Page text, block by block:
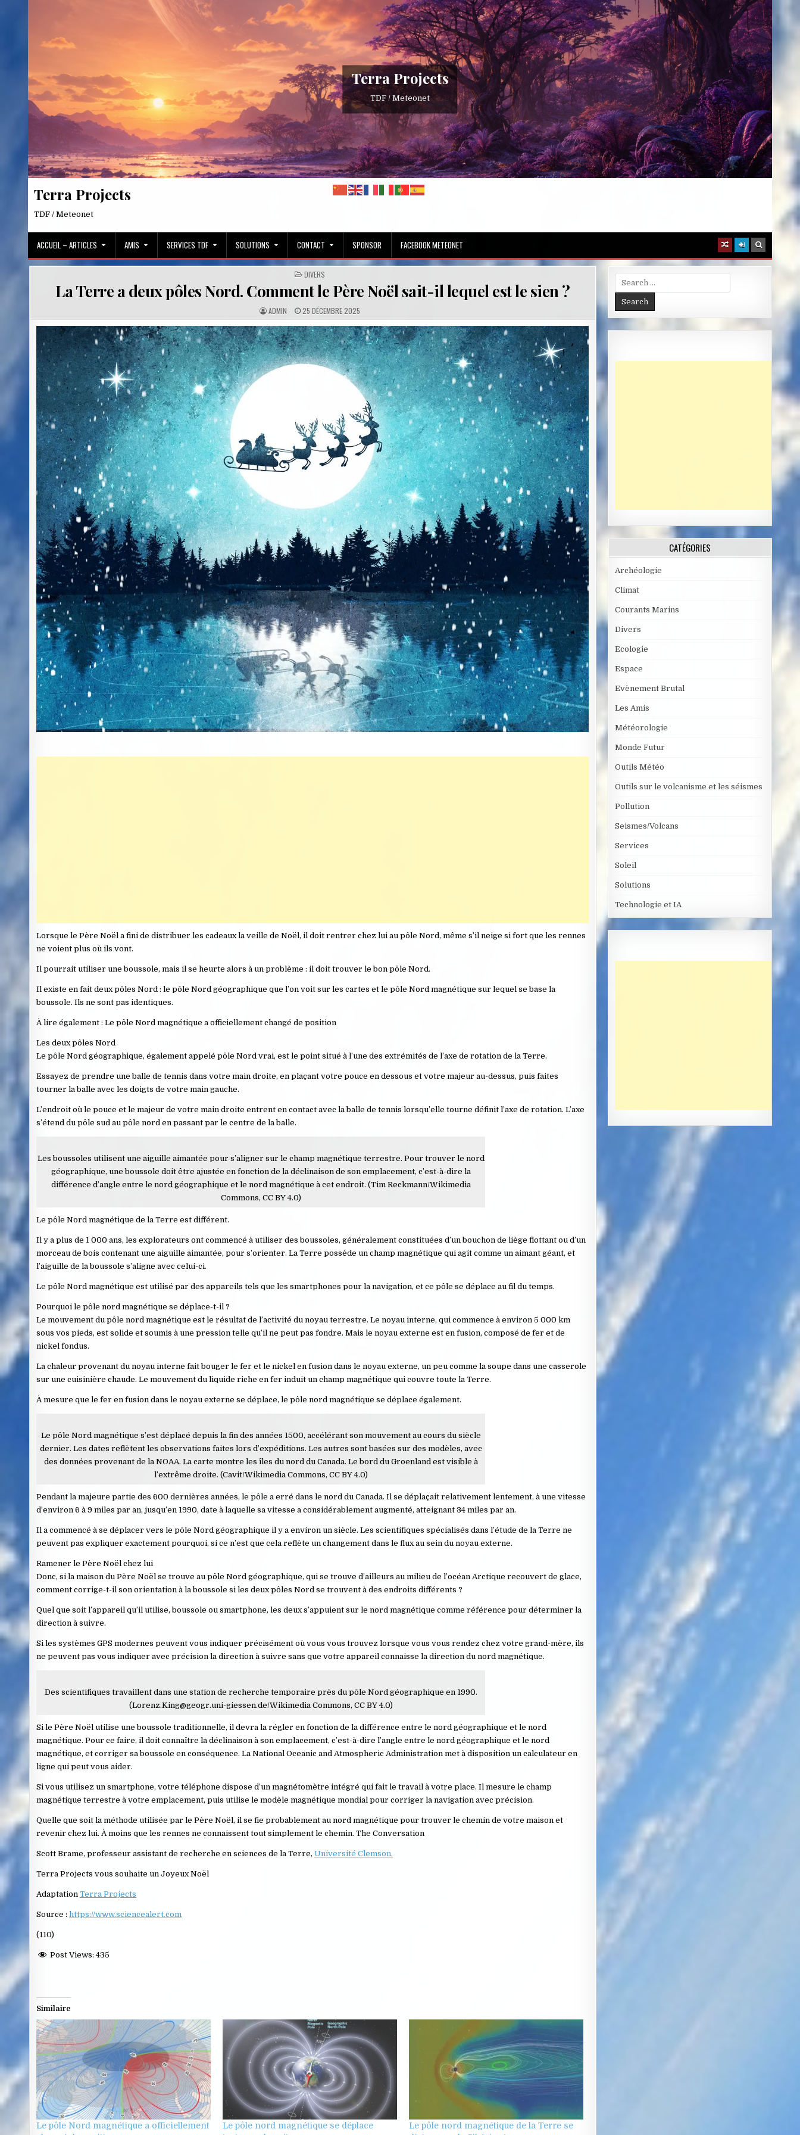
Terra Projects
TDF / Meteonet
Terra Projects
TDF / Meteonet
ACCUEIL – ARTICLES AMIS SERVICES TDF SOLUTIONS CONTACT SPONSOR FACEBOOK METEONET
POSTED
IN
DIVERS
La Terre a deux pôles Nord. Comment le Père Noël sait-il lequel est le sien ?
A
U
T
H
O
R
:
ADMIN P
U
B
L
I
S
H
E
D
25 DÉCEMBRE 2025
Lorsque le Père Noël a fini de distribuer les cadeaux la veille de Noël, il doit rentrer chez lui au pôle Nord, même s’il neige si fort que les rennes
ne voient plus où ils vont.
Il pourrait utiliser une boussole, mais il se heurte alors à un problème : il doit trouver le bon pôle Nord.
Il existe en fait deux pôles Nord : le pôle Nord géographique que l’on voit sur les cartes et le pôle Nord magnétique sur lequel se base la
boussole. Ils ne sont pas identiques.
À lire également : Le pôle Nord magnétique a officiellement changé de position
Les deux pôles Nord
Le pôle Nord géographique, également appelé pôle Nord vrai, est le point situé à l’une des extrémités de l’axe de rotation de la Terre.
Essayez de prendre une balle de tennis dans votre main droite, en plaçant votre pouce en dessous et votre majeur au-dessus, puis faites
tourner la balle avec les doigts de votre main gauche.
L’endroit où le pouce et le majeur de votre main droite entrent en contact avec la balle de tennis lorsqu’elle tourne définit l’axe de rotation. L’axe
s’étend du pôle sud au pôle nord en passant par le centre de la balle.
Les boussoles utilisent une aiguille aimantée pour s’aligner sur le champ magnétique terrestre. Pour trouver le nord
géographique, une boussole doit être ajustée en fonction de la déclinaison de son emplacement, c’est-à-dire la
différence d’angle entre le nord géographique et le nord magnétique à cet endroit. (Tim Reckmann/Wikimedia
Commons, CC BY 4.0)
Le pôle Nord magnétique de la Terre est différent.
Il y a plus de 1 000 ans, les explorateurs ont commencé à utiliser des boussoles, généralement constituées d’un bouchon de liège flottant ou d’un
morceau de bois contenant une aiguille aimantée, pour s’orienter. La Terre possède un champ magnétique qui agit comme un aimant géant, et
l’aiguille de la boussole s’aligne avec celui-ci.
Le pôle Nord magnétique est utilisé par des appareils tels que les smartphones pour la navigation, et ce pôle se déplace au fil du temps.
Pourquoi le pôle nord magnétique se déplace-t-il ?
Le mouvement du pôle nord magnétique est le résultat de l’activité du noyau terrestre. Le noyau interne, qui commence à environ 5 000 km
sous vos pieds, est solide et soumis à une pression telle qu’il ne peut pas fondre. Mais le noyau externe est en fusion, composé de fer et de
nickel fondus.
La chaleur provenant du noyau interne fait bouger le fer et le nickel en fusion dans le noyau externe, un peu comme la soupe dans une casserole
sur une cuisinière chaude. Le mouvement du liquide riche en fer induit un champ magnétique qui couvre toute la Terre.
À mesure que le fer en fusion dans le noyau externe se déplace, le pôle nord magnétique se déplace également.
Le pôle Nord magnétique s’est déplacé depuis la fin des années 1500, accélérant son mouvement au cours du siècle
dernier. Les dates reflètent les observations faites lors d’expéditions. Les autres sont basées sur des modèles, avec
des données provenant de la NOAA. La carte montre les îles du nord du Canada. Le bord du Groenland est visible à
l’extrême droite. (Cavit/Wikimedia Commons, CC BY 4.0)
Pendant la majeure partie des 600 dernières années, le pôle a erré dans le nord du Canada. Il se déplaçait relativement lentement, à une vitesse
d’environ 6 à 9 miles par an, jusqu’en 1990, date à laquelle sa vitesse a considérablement augmenté, atteignant 34 miles par an.
Il a commencé à se déplacer vers le pôle Nord géographique il y a environ un siècle. Les scientifiques spécialisés dans l’étude de la Terre ne
peuvent pas expliquer exactement pourquoi, si ce n’est que cela reflète un changement dans le flux au sein du noyau externe.
Ramener le Père Noël chez lui
Donc, si la maison du Père Noël se trouve au pôle Nord géographique, qui se trouve d’ailleurs au milieu de l’océan Arctique recouvert de glace,
comment corrige-t-il son orientation à la boussole si les deux pôles Nord se trouvent à des endroits différents ?
Quel que soit l’appareil qu’il utilise, boussole ou smartphone, les deux s’appuient sur le nord magnétique comme référence pour déterminer la
direction à suivre.
Si les systèmes GPS modernes peuvent vous indiquer précisément où vous vous trouvez lorsque vous vous rendez chez votre grand-mère, ils
ne peuvent pas vous indiquer avec précision la direction à suivre sans que votre appareil connaisse la direction du nord magnétique.
Des scientifiques travaillent dans une station de recherche temporaire près du pôle Nord géographique en 1990.
(Lorenz.King@geogr.uni-giessen.de/Wikimedia Commons, CC BY 4.0)
Si le Père Noël utilise une boussole traditionnelle, il devra la régler en fonction de la différence entre le nord géographique et le nord
magnétique. Pour ce faire, il doit connaître la déclinaison à son emplacement, c’est-à-dire l’angle entre le nord géographique et le nord
magnétique, et corriger sa boussole en conséquence. La National Oceanic and Atmospheric Administration met à disposition un calculateur en
ligne qui peut vous aider.
Si vous utilisez un smartphone, votre téléphone dispose d’un magnétomètre intégré qui fait le travail à votre place. Il mesure le champ
magnétique terrestre à votre emplacement, puis utilise le modèle magnétique mondial pour corriger la navigation avec précision.
Quelle que soit la méthode utilisée par le Père Noël, il se fie probablement au nord magnétique pour trouver le chemin de votre maison et
revenir chez lui. À moins que les rennes ne connaissent tout simplement le chemin. The Conversation
Scott Brame, professeur assistant de recherche en sciences de la Terre,Université Clemson.
Terra Projects vous souhaite un Joyeux Noël
AdaptationTerra Projects
Source :https://www.sciencealert.com
(110)
Post Views: 435
Similaire
Le pôle Nord magnétique a officiellement
Le pôle nord magnétique se déplace
Le pôle nord magnétique de la Terre se
Search
for:
CATÉGORIES
Archéologie
Climat
Courants Marins
Divers
Ecologie
Espace
Evènement Brutal
Les Amis
Météorologie
Monde Futur
Outils Météo
Outils sur le volcanisme et les séismes
Pollution
Seismes/Volcans
Services
Soleil
Solutions
Technologie et IA